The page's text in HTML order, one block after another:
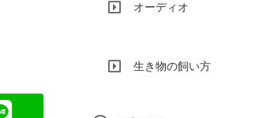
オーディオ
生き物の飼い方